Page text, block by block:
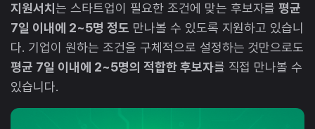
지원서치는 스타트업이 필요한 조건에 맞는 후보자를평균
7일 이내에 2~5명 정도 만나볼 수 있도록 지원하고 있습니
다. 기업이 원하는 조건을 구체적으로 설정하는 것만으로도
평균 7일 이내에 2~5명의 적합한 후보자를 직접 만나볼 수
있습니다.